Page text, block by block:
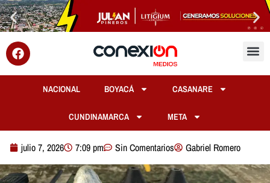
NACIONAL BOYACÁ CASANARE
CUNDINAMARCA META
julio 7, 2026 7:09 pm Sin Comentarios Gabriel Romero